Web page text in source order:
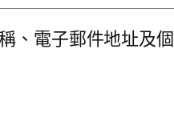
、電子郵件地址及